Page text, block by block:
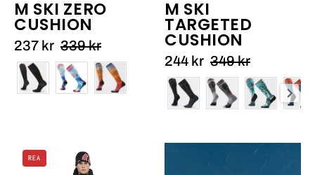
M SKI ZERO
CUSHION
237 kr 339 kr
Färg
M SKI
TARGETED
CUSHION
244 kr 349 kr
Färg
Armada
Team
REA